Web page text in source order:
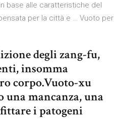
base alle caratteristiche del
per la città e … Vuoto per
degli zang-fu,
insomma
corpo.Vuoto-xu
mancanza, una
i patogeni